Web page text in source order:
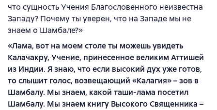
что сущность Учения Благословенного неизвестна
Западу? Почему ты уверен, что на Западе мы не
знаем о Шамбале?»
«Лама, вот на моем столе ты можешь увидеть
Калачакру, Учение, принесенное великим Аттишей
из Индии. Я знаю, что если высокий дух уже готов,
то слышит голос, возвещающий «Калагия» – зов в
Шамбалу. Мы знаем, какой таши-лама посетил
Шамбалу. Мы знаем книгу Высокого Священника –